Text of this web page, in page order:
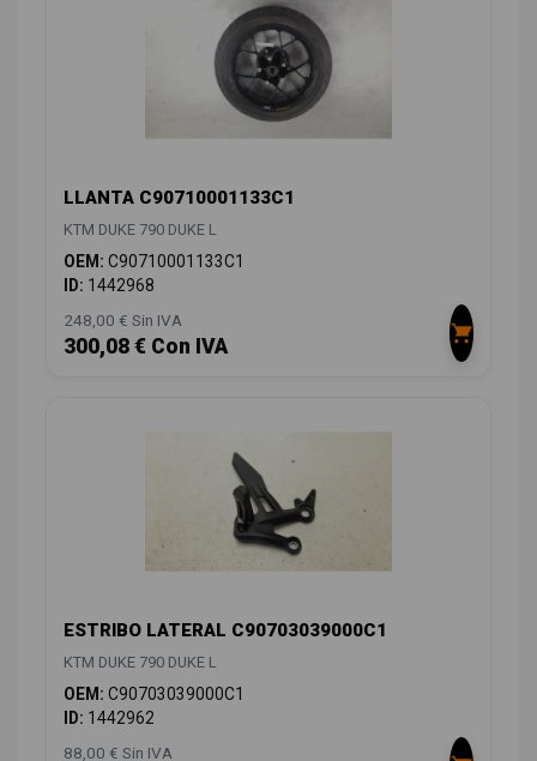
LLANTA C90710001133C1
KTM DUKE 790 DUKE L
OEM: C90710001133C1
ID: 1442968
248,00 € Sin IVA
300,08 € Con IVA
ESTRIBO LATERAL C90703039000C1
KTM DUKE 790 DUKE L
OEM: C90703039000C1
ID: 1442962
88,00 € Sin IVA